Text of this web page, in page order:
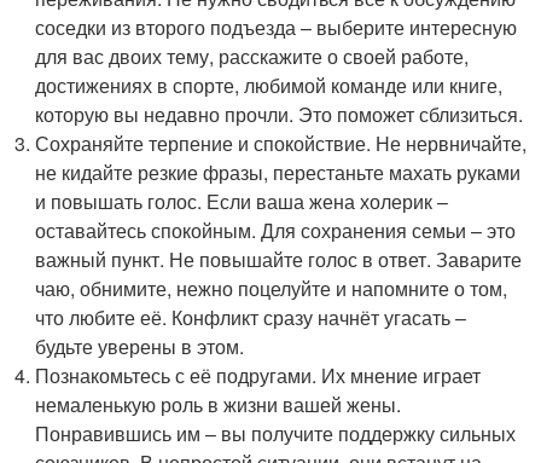
соседки из второго подъезда – выберите интересную
для вас двоих тему, расскажите о своей работе,
достижениях в спорте, любимой команде или книге,
которую вы недавно прочли. Это поможет сблизиться.
Сохраняйте терпение и спокойствие. Не нервничайте,
не кидайте резкие фразы, перестаньте махать руками
и повышать голос. Если ваша жена холерик –
оставайтесь спокойным. Для сохранения семьи – это
важный пункт. Не повышайте голос в ответ. Заварите
чаю, обнимите, нежно поцелуйте и напомните о том,
что любите её. Конфликт сразу начнёт угасать –
будьте уверены в этом.
Познакомьтесь с её подругами. Их мнение играет
немаленькую роль в жизни вашей жены.
Понравившись им – вы получите поддержку сильных